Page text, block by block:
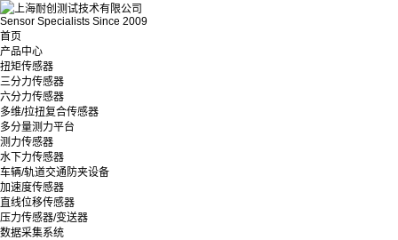
Sensor Specialists Since 2009
首页
产品中心
扭矩传感器
三分力传感器
六分力传感器
多维/拉扭复合传感器
多分量测力平台
测力传感器
水下力传感器
车辆/轨道交通防夹设备
加速度传感器
直线位移传感器
压力传感器/变送器
数据采集系统